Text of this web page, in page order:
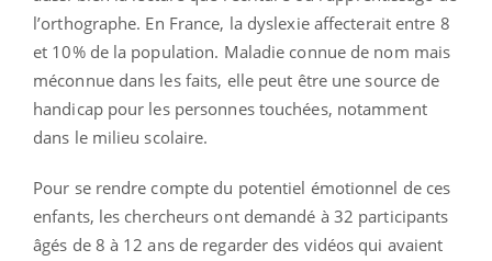
l’orthographe. En France, la dyslexie affecterait entre 8
et 10% de la population. Maladie connue de nom mais
méconnue dans les faits, elle peut être une source de
handicap pour les personnes touchées, notamment
dans le milieu scolaire.
Pour se rendre compte du potentiel émotionnel de ces
enfants, les chercheurs ont demandé à 32 participants
âgés de 8 à 12 ans de regarder des vidéos qui avaient